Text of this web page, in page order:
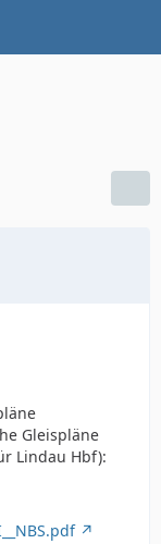
Gleispläne
Lindau Hbf):